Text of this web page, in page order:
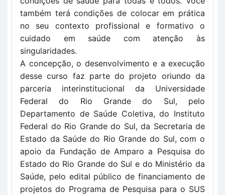
também terá condições de colocar em prática
no seu contexto profissional e formativo o
cuidado em saúde com atenção às
singularidades.
A concepção, o desenvolvimento e a execução
desse curso faz parte do projeto oriundo da
parceria interinstitucional da Universidade
Federal do Rio Grande do Sul, pelo
Departamento de Saúde Coletiva, do Instituto
Federal do Rio Grande do Sul, da Secretaria de
Estado da Saúde do Rio Grande do Sul, com o
apoio da Fundação de Amparo a Pesquisa do
Estado do Rio Grande do Sul e do Ministério da
Saúde, pelo edital público de financiamento de
projetos do Programa de Pesquisa para o SUS